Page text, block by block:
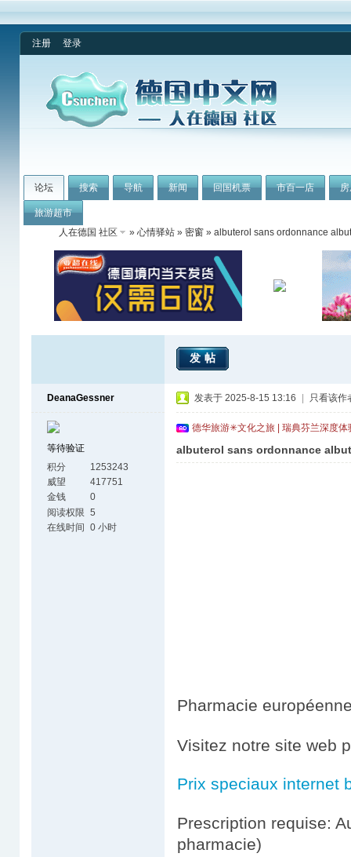
注册 登录
论坛 搜索 导航 新闻 回国机票 市百一店
旅游超市
人在德国 社区
» 心情驿站 » 密窗 » albuterol sans ordonnance
发帖
DeanaGessner
等待验证
积分
1253243
威望
417751
金钱
0
阅读权限 5
在线时间 0 小时
发表于 2025-8-15 13:16 只看该作
德华旅游✳文化之旅 | 瑞典芬兰深度
albuterol sans ordonnance
Pharmacie
Visitez notre site web
Prix speciaux internet
Prescription requise:
pharmacie)